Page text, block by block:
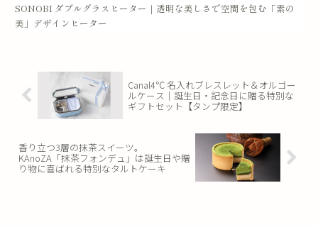
SONOBI ダブルグラスヒーター｜透明な美しさで空間を包む「素の
美」デザインヒーター
Canal4℃ 名入れブレスレット＆オルゴー
ルケース｜誕生日・記念日に贈る特別な
ギフトセット【タンプ限定】
香り立つ3層の抹茶スイーツ。
KAnoZA「抹茶フォンデュ」は誕生日や贈
り物に喜ばれる特別なタルトケーキ